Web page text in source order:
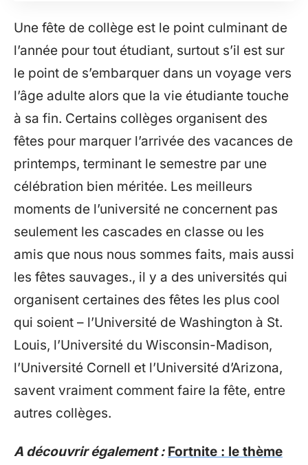
Une fête de collège est le point culminant de
l’année pour tout étudiant, surtout s’il est sur
le point de s’embarquer dans un voyage vers
l’âge adulte alors que la vie étudiante touche
à sa fin. Certains collèges organisent des
fêtes pour marquer l’arrivée des vacances de
printemps, terminant le semestre par une
célébration bien méritée. Les meilleurs
moments de l’université ne concernent pas
seulement les cascades en classe ou les
amis que nous nous sommes faits, mais aussi
les fêtes sauvages., il y a des universités qui
organisent certaines des fêtes les plus cool
qui soient – l’Université de Washington à St.
Louis, l’Université du Wisconsin-Madison,
l’Université Cornell et l’Université d’Arizona,
savent vraiment comment faire la fête, entre
autres collèges.
A découvrir également : Fortnite : le thème